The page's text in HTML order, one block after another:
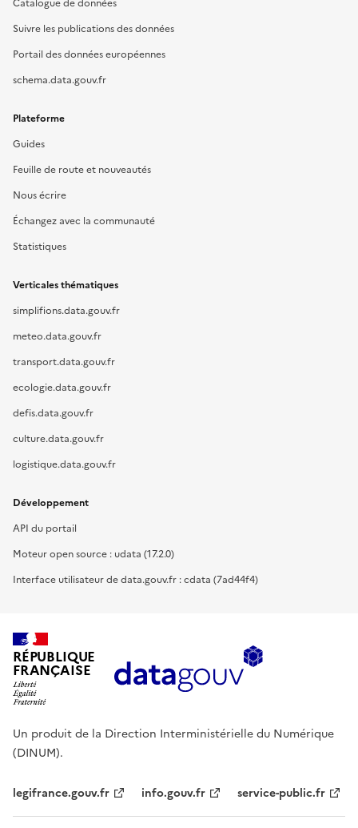
Catalogue de données
Suivre les publications des données
Portail des données européennes
schema.data.gouv.fr
Plateforme
Guides
Feuille de route et nouveautés
Nous écrire
Échangez avec la communauté
Statistiques
Verticales thématiques
simplifions.data.gouv.fr
meteo.data.gouv.fr
transport.data.gouv.fr
ecologie.data.gouv.fr
defis.data.gouv.fr
culture.data.gouv.fr
logistique.data.gouv.fr
Développement
API du portail
Moteur open source : udata (17.2.0)
Interface utilisateur de data.gouv.fr : cdata (7ad44f4)
RÉPUBLIQUE
FRANÇAISE
Un produit de la Direction Interministérielle du Numérique
(DINUM).
legifrance.gouv.fr info.gouv.fr service-public.fr